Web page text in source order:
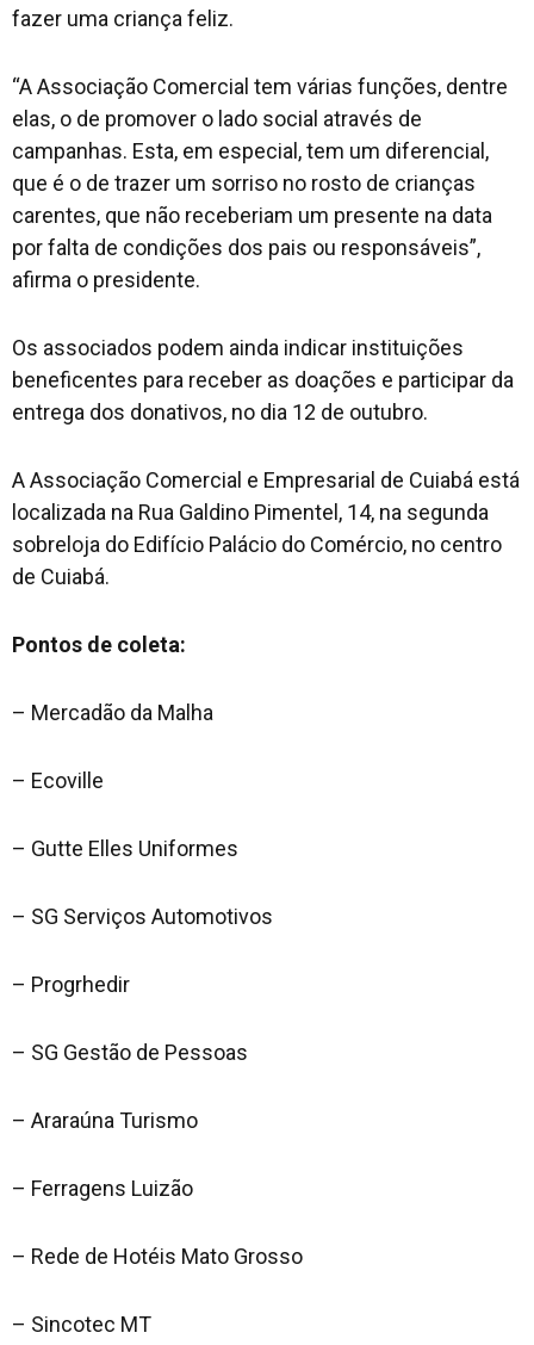
fazer uma criança feliz.
“A Associação Comercial tem várias funções, dentre
elas, o de promover o lado social através de
campanhas. Esta, em especial, tem um diferencial,
que é o de trazer um sorriso no rosto de crianças
carentes, que não receberiam um presente na data
por falta de condições dos pais ou responsáveis”,
afirma o presidente.
Os associados podem ainda indicar instituições
beneficentes para receber as doações e participar da
entrega dos donativos, no dia 12 de outubro.
A Associação Comercial e Empresarial de Cuiabá está
localizada na Rua Galdino Pimentel, 14, na segunda
sobreloja do Edifício Palácio do Comércio, no centro
de Cuiabá.
Pontos de coleta:
– Mercadão da Malha
– Ecoville
– Gutte Elles Uniformes
– SG Serviços Automotivos
– Progrhedir
– SG Gestão de Pessoas
– Araraúna Turismo
– Ferragens Luizão
– Rede de Hotéis Mato Grosso
– Sincotec MT